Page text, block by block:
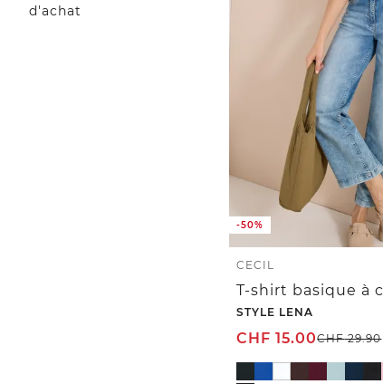
d'achat
-50%
CECIL
STYLE LENA
CHF 15.00CHF29.90